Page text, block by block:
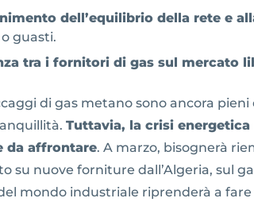
dell’equilibrio della rete e
guasti.
tra i fornitori di gas sul mercato
di gas metano sono ancora
Tuttavia, la crisi
da affrontare. A marzo, bisognerà
su nuove forniture dall’Algeria, sul
mondo industriale riprenderà a